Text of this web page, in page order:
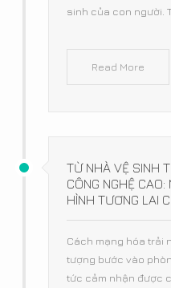
sinh của con người.
Read More
TỪ NHÀ VỆ SINH
CÔNG NGHỆ
HÌNH TƯƠNG LAI
Cách mạng hóa trải
tượng bước vào
tức cảm nhận được